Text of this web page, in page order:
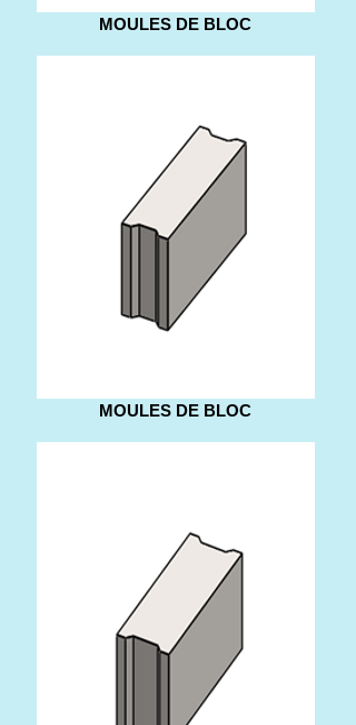
MOULES DE BLOC
MOULES DE BLOC